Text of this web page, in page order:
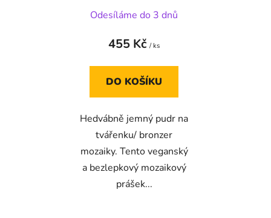
POŠTNÍ RŮŽE
Odesíláme do 3 dnů
455 Kč / ks
DO KOŠÍKU
Hedvábně jemný pudr na
tvářenku/ bronzer
mozaiky. Tento veganský
a bezlepkový mozaikový
prášek...